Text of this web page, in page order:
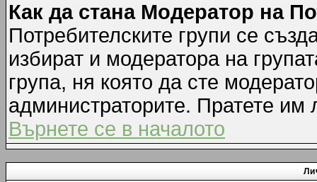
Как да стана Модератор на
Потребителските групи се
избират и модератора на
група, ня която да сте
администраторите. Пратете
Върнете се в началото